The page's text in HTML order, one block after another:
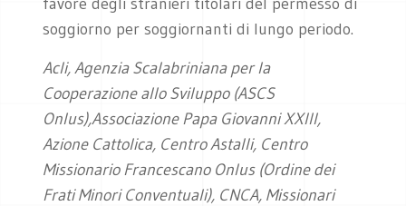
soggiorno per soggiornanti di lungo periodo.
Acli,Agenzia Scalabriniana per la
Cooperazione allo Sviluppo (ASCS
Onlus),Associazione Papa Giovanni XXIII,
Azione Cattolica, Centro Astalli, Centro
Missionario Francescano Onlus (Ordine dei
Frati Minori Conventuali), CNCA, Missionari